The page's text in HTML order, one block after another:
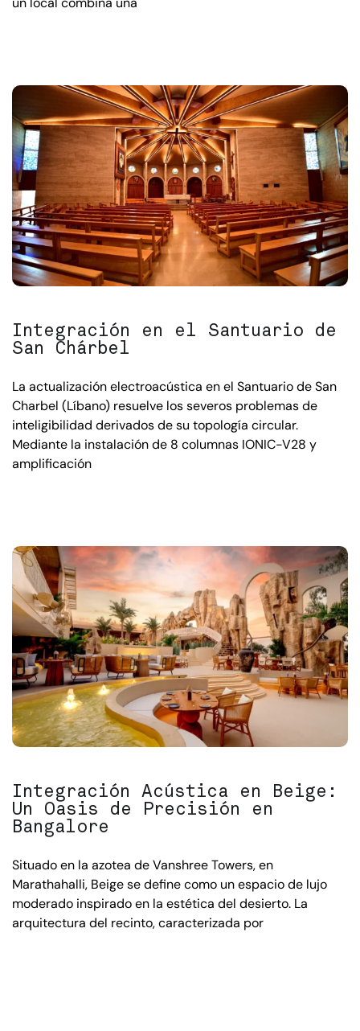
Integración en el Santuario de
San Chárbel
La actualización electroacústica en el Santuario de San
Charbel (Líbano) resuelve los severos problemas de
inteligibilidad derivados de su topología circular.
Mediante la instalación de 8 columnas IONIC-V28 y
amplificación
Integración Acústica en Beige:
Un Oasis de Precisión en
Bangalore
Situado en la azotea de Vanshree Towers, en
Marathahalli, Beige se define como un espacio de lujo
moderado inspirado en la estética del desierto. La
arquitectura del recinto, caracterizada por